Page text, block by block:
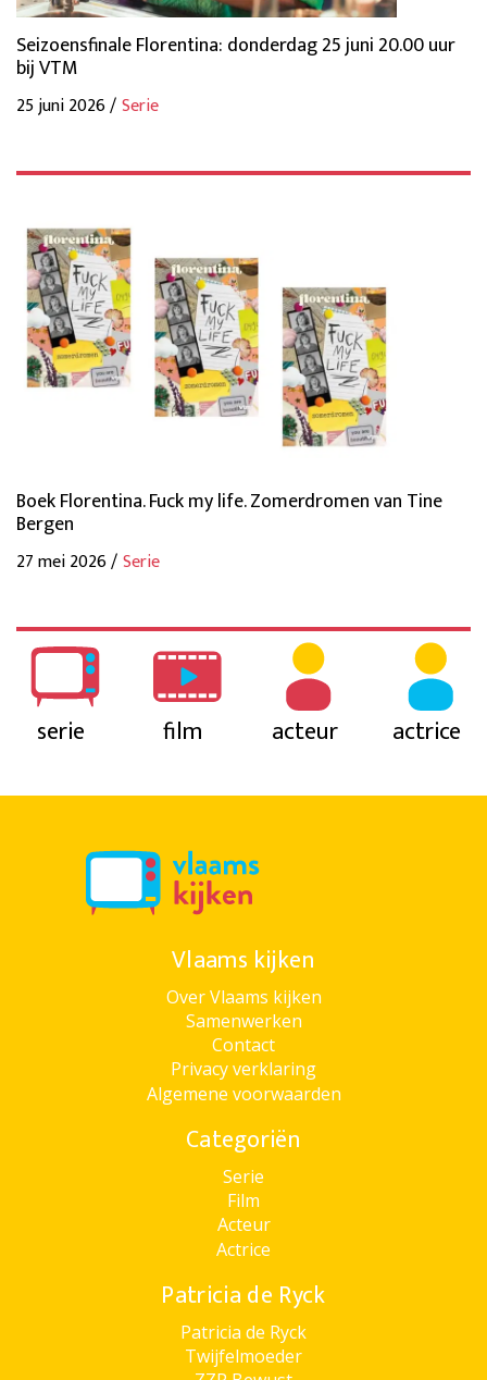
Seizoensfinale Florentina: donderdag 25 juni 20.00 uur
bij VTM
25 juni 2026 /Serie
Boek Florentina. Fuck my life. Zomerdromen van Tine
Bergen
27 mei 2026 /Serie
serie film acteur actrice
Vlaams kijken
Over Vlaams kijken
Samenwerken
Contact
Privacy verklaring
Algemene voorwaarden
Categoriën
Serie
Film
Acteur
Actrice
Patricia de Ryck
Patricia de Ryck
Twijfelmoeder